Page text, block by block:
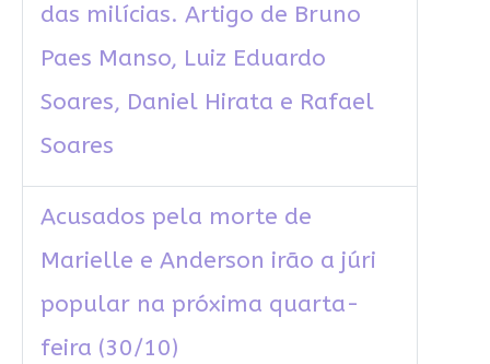
das milícias. Artigo de Bruno
Paes Manso, Luiz Eduardo
Soares, Daniel Hirata e Rafael
Soares
Acusados pela morte de
Marielle e Anderson irão a júri
popular na próxima quarta-
feira (30/10)